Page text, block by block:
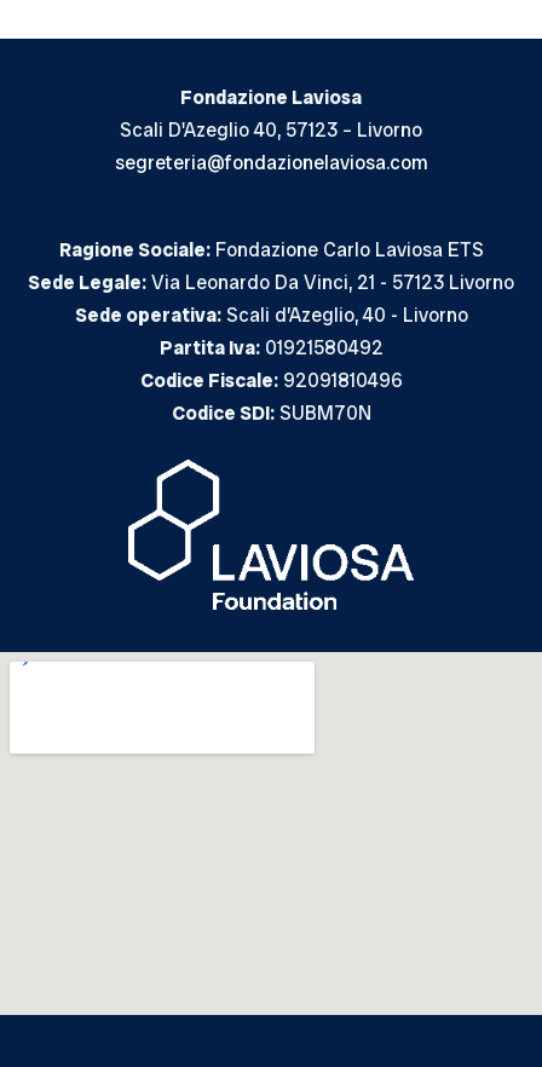
Fondazione Laviosa
Scali D'Azeglio 40, 57123 – Livorno
segreteria@fondazionelaviosa.com
Ragione Sociale:Fondazione Carlo Laviosa ETS
Sede Legale:Via Leonardo Da Vinci, 21 - 57123 Livorno
Sede operativa:Scali d’Azeglio, 40 - Livorno
Partita Iva:01921580492
Codice Fiscale:92091810496
Codice SDI:SUBM70N